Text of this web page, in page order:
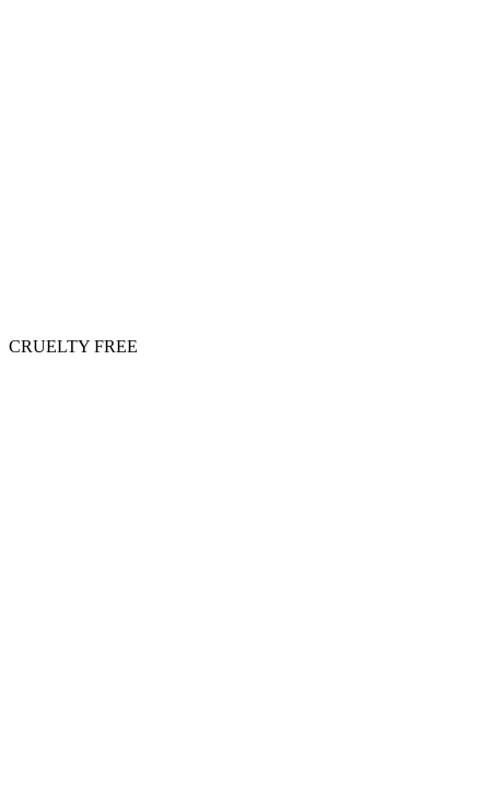
CRUELTY FREE